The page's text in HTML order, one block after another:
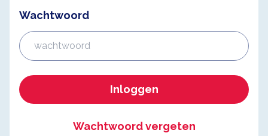
Wachtwoord
Inloggen
Wachtwoord vergeten